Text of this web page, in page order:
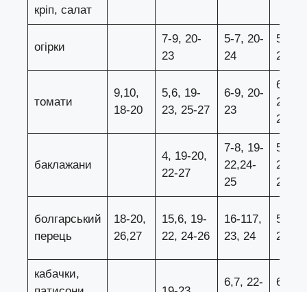
кріп, салат
огірки
7-9, 20-
23
5-7, 20-
24
5-
27
томати
9,10,
18-20
5,6, 19-
23, 25-27
6-9, 20-
23
6,7,
22,
26
баклажани
4, 19-20,
22-27
7-8, 19-
22,24-
25
5-7,
23,
26
болгарський
перець
18-20,
26,27
15,6, 19-
22, 24-26
16-117,
23, 24
5-
кабачки,
6,7, 22- 6-9,